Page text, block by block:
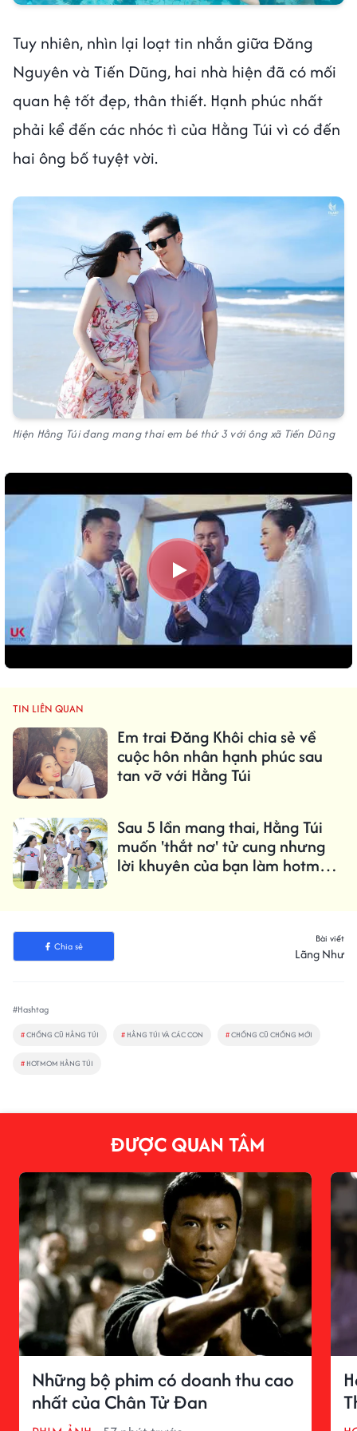
Tuy nhiên, nhìn lại loạt tin nhắn giữa Đăng
Nguyên và Tiến Dũng, hai nhà hiện đã có mối
quan hệ tốt đẹp, thân thiết. Hạnh phúc nhất
phải kể đến các nhóc tì của Hằng Túi vì có đến
hai ông bố tuyệt vời.
Hiện Hằng Túi đang mang thai em bé thứ 3 với ông xã Tiến Dũng
TIN LIÊN QUAN
Em trai Đăng Khôi chia sẻ về
cuộc hôn nhân hạnh phúc sau
tan vỡ với Hằng Túi
Sau 5 lần mang thai, Hằng Túi
muốn 'thắt nơ' tử cung nhưng
lời khuyên của bạn làm hotmom
Chia sẻ
Bài viết
Lãng Như
#Hashtag
#CHỒNG CŨ HẰNG TÚI # HẰNG TÚI VÀ CÁC CON #CHỒNG CŨ CHỒNG MỚI
# HOTMOM HẰNG TÚI
ĐƯỢC QUAN TÂM
Những bộ phim có doanh thu cao
nhất của Chân Tử Đan